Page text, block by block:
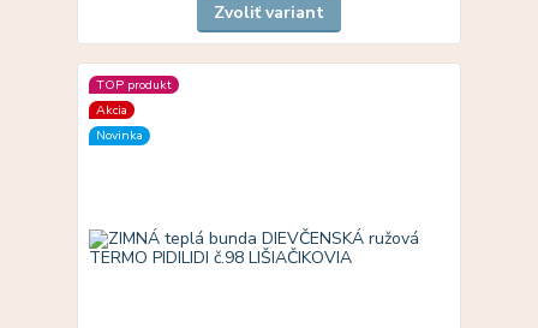
Zvoliť variant
TOP produkt
Akcia
Novinka